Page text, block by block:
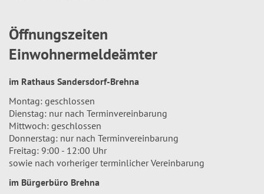
Öffnungszeiten
Einwohnermeldeämter
im Rathaus Sandersdorf-Brehna
Montag: geschlossen
Dienstag: nur nach Terminvereinbarung
Mittwoch: geschlossen
Donnerstag: nur nach Terminvereinbarung
Freitag: 9:00 - 12:00 Uhr
sowie nach vorheriger terminlicher Vereinbarung
im Bürgerbüro Brehna